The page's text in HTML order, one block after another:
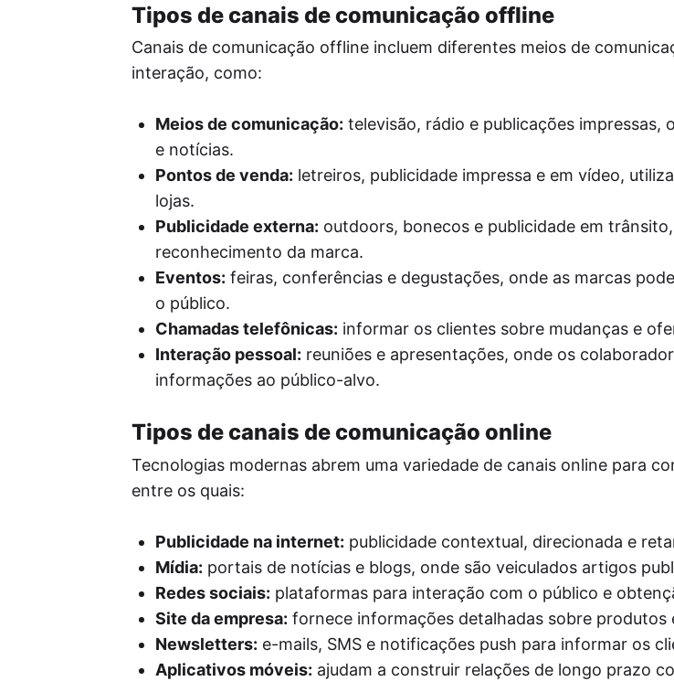
Tipos de canais de comunicação offline
Canais de comunicação offline incluem diferentes meios de
interação, como:
Meios de comunicação: televisão, rádio e publicações impressas,
e notícias.
Pontos de venda: letreiros, publicidade impressa e em vídeo,
lojas.
Publicidade externa: outdoors, bonecos e publicidade em
reconhecimento da marca.
Eventos: feiras, conferências e degustações, onde as marcas
o público.
Chamadas telefônicas: informar os clientes sobre mudanças e
Interação pessoal: reuniões e apresentações, onde os
informações ao público-alvo.
Tipos de canais de comunicação online
Tecnologias modernas abrem uma variedade de canais online para
entre os quais:
Publicidade na internet: publicidade contextual, direcionada e
Mídia: portais de notícias e blogs, onde são veiculados artigos
Redes sociais: plataformas para interação com o público e
Site da empresa: fornece informações detalhadas sobre produtos
Newsletters: e-mails, SMS e notificações push para informar os
Aplicativos móveis: ajudam a construir relações de longo prazo